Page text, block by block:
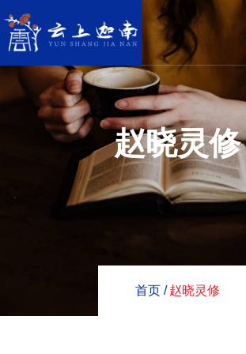
赵晓灵修
首页 / 赵晓灵修